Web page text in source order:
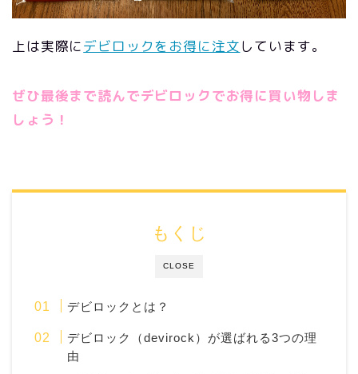
上は実際にデビロックをお得に注文しています。
ぜひ最後まで読んでデビロックでお得に買い物しま
しょう！
CLOSE
もくじ
デビロックとは？
デビロック（devirock）が選ばれる3つの理
由